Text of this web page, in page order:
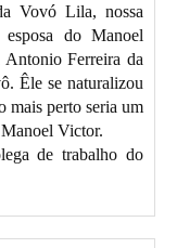
Vovó Lila, nossa
do Manoel
Antonio Ferreira da
Êle se naturalizou
mais perto seria um
Victor.
de trabalho do